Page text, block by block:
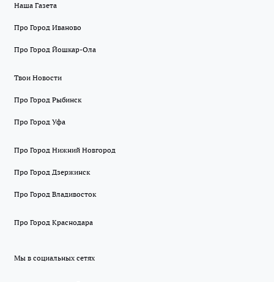
Наша Газета
Про Город Иваново
Про Город Йошкар-Ола
Твои Новости
Про Город Рыбинск
Про Город Уфа
Про Город Нижний Новгород
Про Город Дзержинск
Про Город Владивосток
Про Город Краснодара
Мы в социальных сетях